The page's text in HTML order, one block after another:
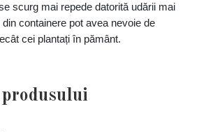
scurg mai repede datorită udării mai
containere pot avea nevoie de
cei plantați în pământ.